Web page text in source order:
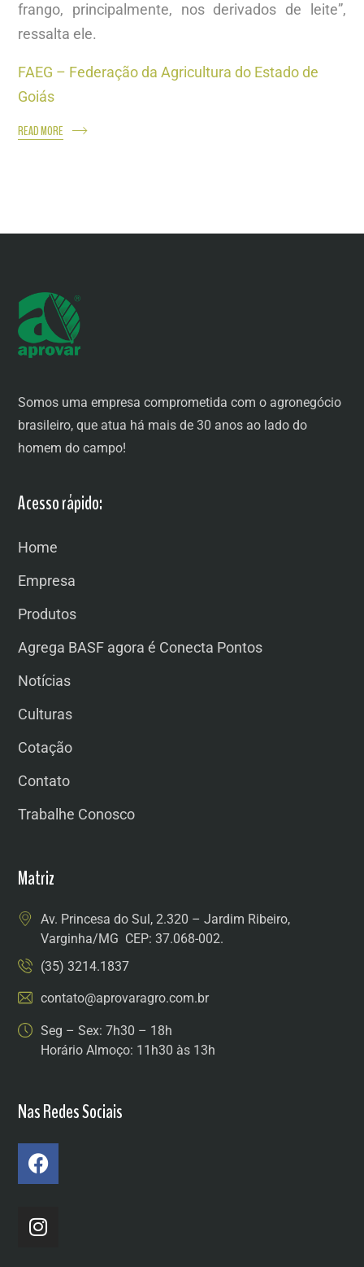
frango, principalmente, nos derivados de leite”,
ressalta ele.
FAEG – Federação da Agricultura do Estado de
Goiás
READ MORE
Somos uma empresa comprometida com o agronegócio
brasileiro, que atua há mais de 30 anos ao lado do
homem do campo!
Acesso rápido:
Home
Empresa
Produtos
Agrega BASF agora é Conecta Pontos
Notícias
Culturas
Cotação
Contato
Trabalhe Conosco
Matriz
Av. Princesa do Sul, 2.320 – Jardim Ribeiro,
Varginha/MG CEP: 37.068-002.
(35) 3214.1837
contato@aprovaragro.com.br
Seg – Sex: 7h30 – 18h
Horário Almoço: 11h30 às 13h
Nas Redes Sociais